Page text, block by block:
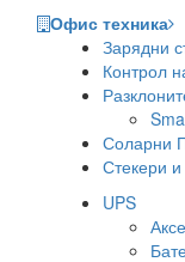
Офис техника
Зарядни
Контрол
Соларни
Стекери
UPS